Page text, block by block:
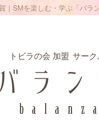
｜SMを楽しむ・学ぶ「バラ
トビラの会 加盟 サー